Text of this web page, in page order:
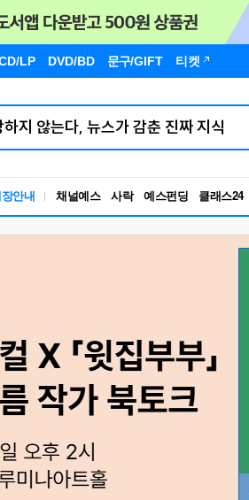
LP DVD/BD 문구/GIFT 티켓
안내 채널예스 사락 예스펀딩 클래스24